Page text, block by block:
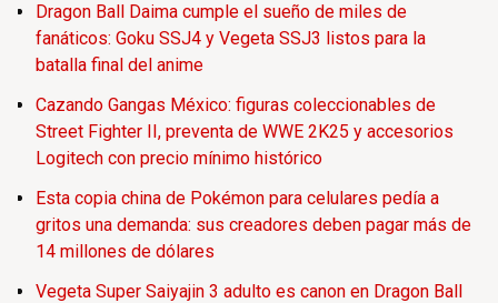
Dragon Ball Daima cumple el sueño de miles de
fanáticos: Goku SSJ4 y Vegeta SSJ3 listos para la
batalla final del anime
Cazando Gangas México: figuras coleccionables de
Street Fighter II, preventa de WWE 2K25 y accesorios
Logitech con precio mínimo histórico
Esta copia china de Pokémon para celulares pedía a
gritos una demanda: sus creadores deben pagar más de
14 millones de dólares
Vegeta Super Saiyajin 3 adulto es canon en Dragon Ball